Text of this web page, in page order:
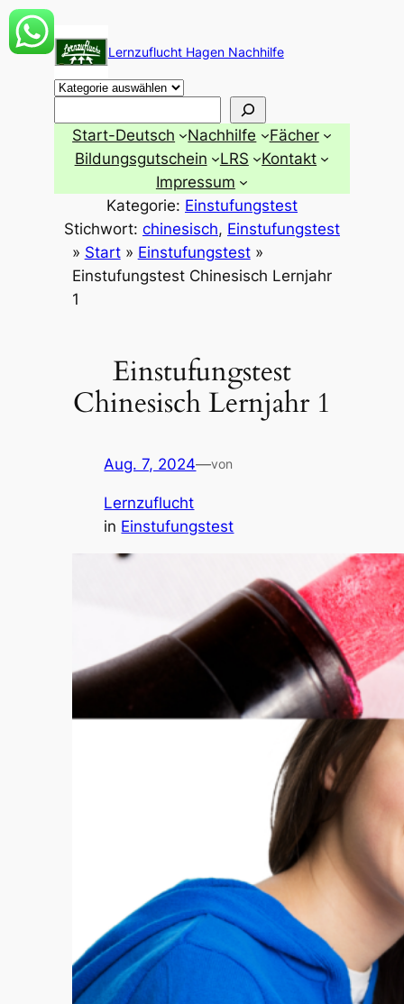
Zum
Inhalt
springen
Lernzuflucht Hagen Nachhilfe
Start-Deutsch Nachhilfe
Fächer
Bildungsgutschein
LRS
Kontakt
Impressum
Kategorie: Einstufungstest
Stichwort: chinesisch, Einstufungstest
» Start» Einstufungstest»
Einstufungstest Chinesisch Lernjahr
1
Einstufungstest
Chinesisch Lernjahr 1
Aug. 7, 2024—von
Lernzuflucht
in Einstufungstest